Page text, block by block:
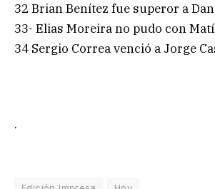
32 Brian Benítez fue superor a
33- Elias Moreira no pudo con
34 Sergio Correa venció a Jorge
.